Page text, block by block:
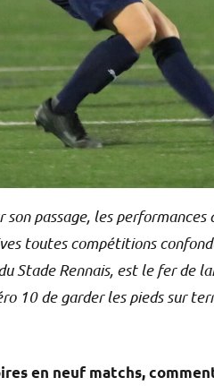
passage, les
toutes compétitions
Stade Rennais, est le fer de
10 de garder les pieds sur
en neuf matchs,